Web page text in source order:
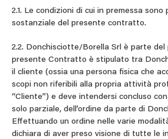
2.1. Le condizioni di cui in premessa
sostanziale del presente contratto.
2.2. Donchisciotte/Borella Srl è parte
presente Contratto è stipulato tra
il cliente (ossia una persona fisica che
scopi non riferibili alla propria attività
“Cliente”) e deve intendersi concluso
solo parziale, dell’ordine da parte di
Effettuando un ordine nelle varie
dichiara di aver preso visione di tutte le